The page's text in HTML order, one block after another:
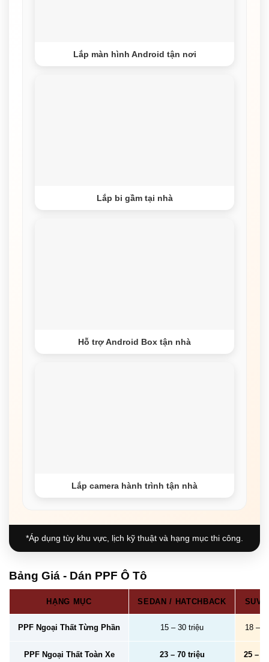
Lắp màn hình Android tận nơi
Lắp bi gầm tại nhà
Hỗ trợ Android Box tận nhà
Lắp camera hành trình tận nhà
*Áp dụng tùy khu vực, lịch kỹ thuật và hạng mục thi công.
Bảng Giá - Dán PPF Ô Tô
HẠNG MỤC SEDAN / HATCHBACK SUV
PPF Ngoại Thất Từng Phần 15 – 30 triệu 18 –
PPF Ngoại Thất Toàn Xe 23 – 70 triệu 25 –